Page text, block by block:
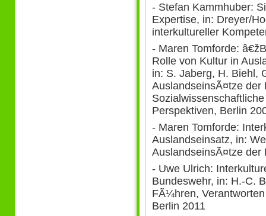
- Stefan Kammhuber:
Expertise, in: Dreyer/
interkultureller
- Maren Tomforde:
Rolle von Kultur in
in: S. Jaberg, H. Biehl,
AuslandseinsÃ¤tze der
Perspektiven, Berlin
- Maren Tomforde:
Auslandseinsatz, in:
AuslandseinsÃ¤tze der
- Uwe Ulrich:
Bundeswehr, in: H.-C.
FÃ¼hren,
Berlin 2011